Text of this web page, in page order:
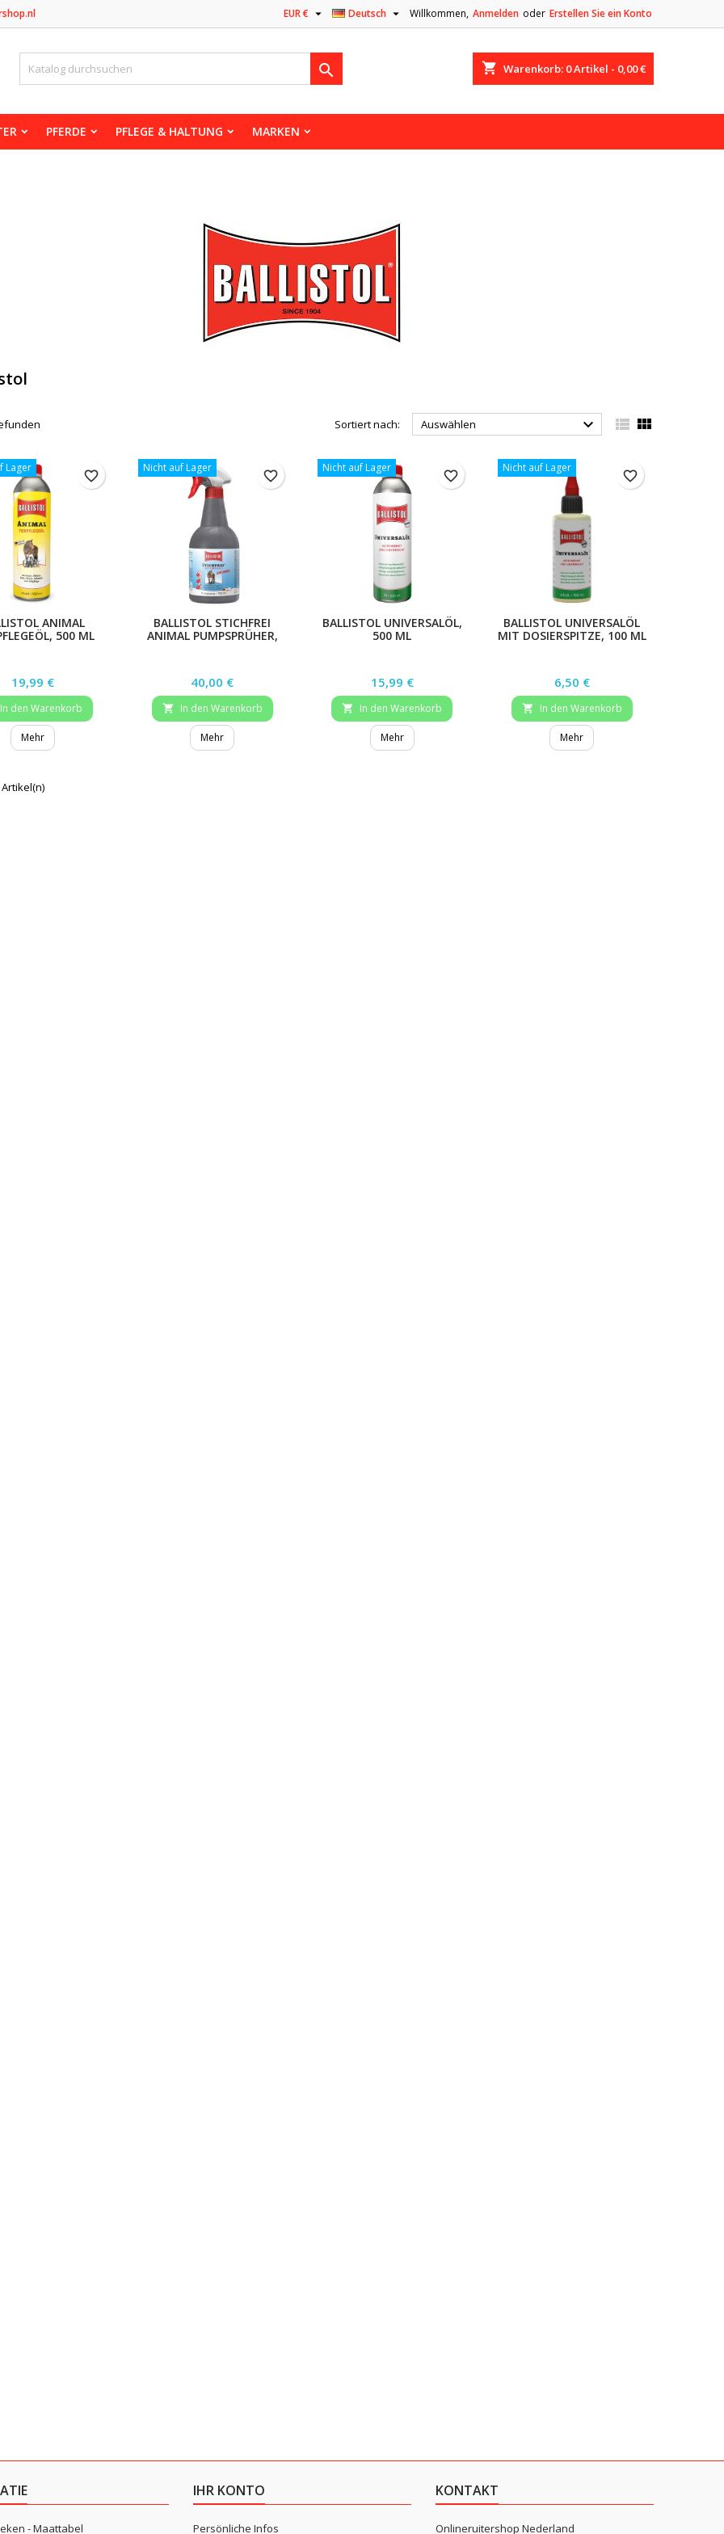
Willkommen, Anmelden oder Erstellen Sie ein Konto
Deutsch 
EUR € 
shopping_cart Warenkorb: 0Artikel - 0,00 €

PFERDE PFLEGE & HALTUNG MARKEN
Sortiert nach: Auswählen   
Lager
ANIMAL
500 ML
Preis
19,99 €
In den Warenkorb
Mehr
favorite_border
Nicht auf Lager
BALLISTOL STICHFREI
ANIMAL PUMPSPRÜHER,
Preis
40,00 €
 In den Warenkorb
Mehr
favorite_border
Nicht auf Lager
BALLISTOL UNIVERSALÖL,
500 ML
Preis
15,99 €
 In den Warenkorb
Mehr
favorite_border
Nicht auf Lager
BALLISTOL UNIVERSALÖL
MIT DOSIERSPITZE, 100 ML
Preis
6,50 €
 In den Warenkorb
Mehr
favorite_border
Artikel(n)
- Maattabel
IHR KONTO
Persönliche Infos
KONTAKT
Onlineruitershop Nederland